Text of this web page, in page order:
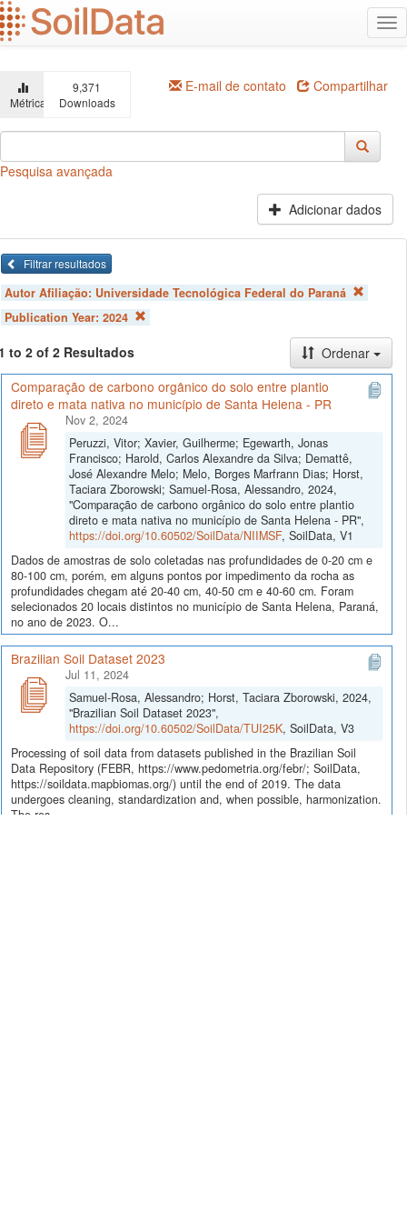
Ir
para
o
principal
Métricas
9,371
Downloads
E-mail de contato Compartilhar
Pesquisa avançada
Adicionar dados
Filtrar resultados
Autor Afiliação: Universidade Tecnológica Federal do Paraná
Publication Year: 2024
to 2 of 2 Resultados
Ordenar
Comparação de carbono orgânico do solo entre plantio
direto e mata nativa no município de Santa Helena - PR
Nov 2, 2024
Peruzzi, Vitor; Xavier, Guilherme; Egewarth, Jonas
Francisco; Harold, Carlos Alexandre da Silva; Demattê,
José Alexandre Melo; Melo, Borges Marfrann Dias; Horst,
Taciara Zborowski; Samuel-Rosa, Alessandro, 2024,
"Comparação de carbono orgânico do solo entre plantio
direto e mata nativa no município de Santa Helena - PR",
https://doi.org/10.60502/SoilData/NIIMSF, SoilData, V1
Dados de amostras de solo coletadas nas profundidades de 0-20 cm e
80-100 cm, porém, em alguns pontos por impedimento da rocha as
profundidades chegam até 20-40 cm, 40-50 cm e 40-60 cm. Foram
selecionados 20 locais distintos no município de Santa Helena, Paraná,
no ano de 2023. O...
Brazilian Soil Dataset 2023
Jul 11, 2024
Samuel-Rosa, Alessandro; Horst, Taciara Zborowski, 2024,
"Brazilian Soil Dataset 2023",
https://doi.org/10.60502/SoilData/TUI25K, SoilData, V3
Processing of soil data from datasets published in the Brazilian Soil
Data Repository (FEBR, https://www.pedometria.org/febr/; SoilData,
https://soildata.mapbiomas.org/) until the end of 2019. The data
undergoes cleaning, standardization and, when possible, harmonization.
The res...